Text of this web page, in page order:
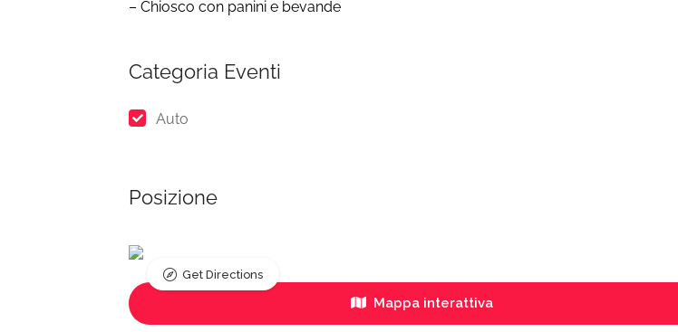
– Chiosco con panini e bevande
Categoria Eventi
Auto
Posizione
Mappa interattiva
Get Directions